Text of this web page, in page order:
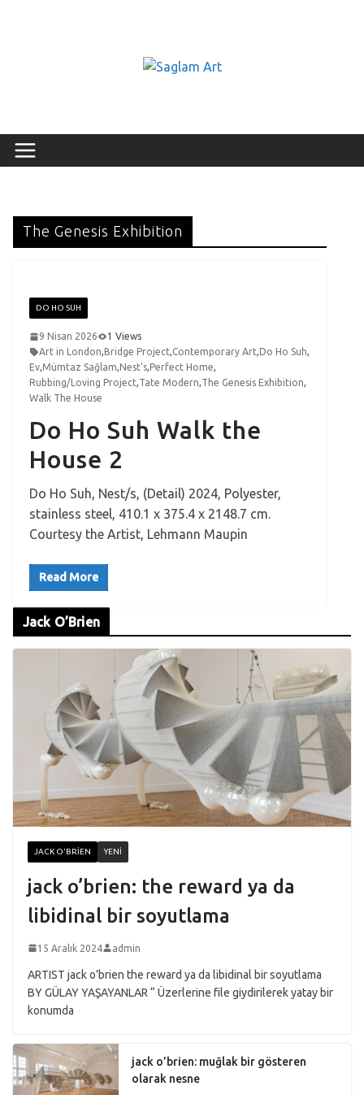
The Genesis Exhibition
DO HO SUH
9 Nisan 2026
1 Views
Art in London,Bridge Project,Contemporary Art,Do Ho Suh,
Ev,Mümtaz Sağlam,Nest's,Perfect Home,
Rubbing/Loving Project,Tate Modern,The Genesis Exhibition,
Walk The House
Do Ho Suh Walk the
House 2
Do Ho Suh, Nest/s, (Detail) 2024, Polyester,
stainless steel, 410.1 x 375.4 x 2148.7 cm.
Courtesy the Artist, Lehmann Maupin
Read More
Jack O’Brien
JACK O'BRIEN YENI
jack o’brien: the reward ya da
libidinal bir soyutlama
15 Aralık 2024 admin
ARTIST jack o’brien the reward ya da libidinal bir soyutlama
BY GÜLAY YAŞAYANLAR “ Üzerlerine file giydirilerek yatay bir
konumda
jack o’brien: muğlak bir gösteren
olarak nesne